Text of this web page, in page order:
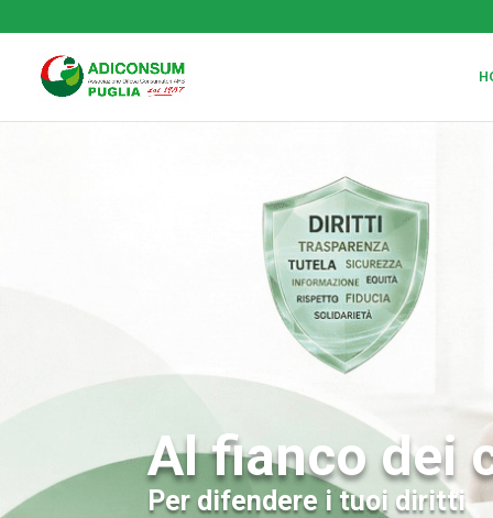
Al fianco dei
Per difendere i tuoi diritti